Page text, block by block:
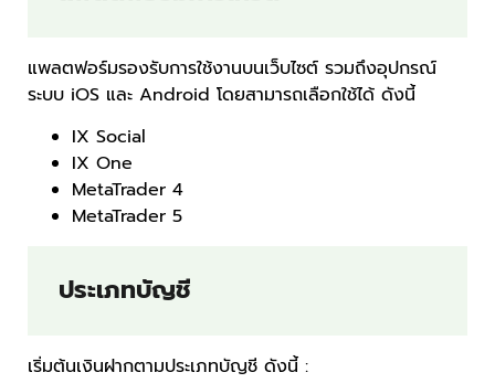
แพลตฟอร์มรองรับการใช้งานบนเว็บไซต์ รวมถึงอุปกรณ์
ระบบ iOS และ Android โดยสามารถเลือกใช้ได้ ดังนี้
IX Social
IX One
MetaTrader 4
MetaTrader 5
ประเภทบัญชี
เริ่มต้นเงินฝากตามประเภทบัญชี ดังนี้ :